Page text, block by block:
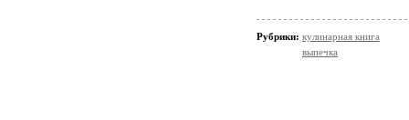
Рубрики: кулинарная книга
выпечка